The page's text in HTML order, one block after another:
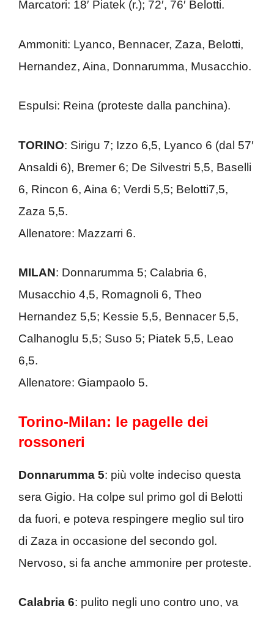
Marcatori: 18′ Piatek (r.); 72′, 76′ Belotti.
Ammoniti: Lyanco, Bennacer, Zaza, Belotti,
Hernandez, Aina, Donnarumma, Musacchio.
Espulsi: Reina (proteste dalla panchina).
TORINO: Sirigu 7; Izzo 6,5, Lyanco 6 (dal 57′
Ansaldi 6), Bremer 6; De Silvestri 5,5, Baselli
6, Rincon 6, Aina 6; Verdi 5,5; Belotti7,5,
Zaza 5,5.
Allenatore: Mazzarri 6.
MILAN: Donnarumma 5; Calabria 6,
Musacchio 4,5, Romagnoli 6, Theo
Hernandez 5,5; Kessie 5,5, Bennacer 5,5,
Calhanoglu 5,5; Suso 5; Piatek 5,5, Leao
6,5.
Allenatore: Giampaolo 5.
Torino-Milan: le pagelle dei
rossoneri
Donnarumma 5: più volte indeciso questa
sera Gigio. Ha colpe sul primo gol di Belotti
da fuori, e poteva respingere meglio sul tiro
di Zaza in occasione del secondo gol.
Nervoso, si fa anche ammonire per proteste.
Calabria 6: pulito negli uno contro uno, va